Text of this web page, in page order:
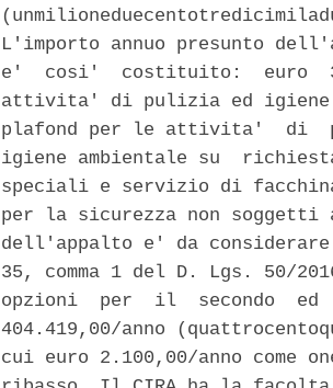
L'importo annuo presunto
e'  cosi'  costituito:  euro
attivita' di pulizia ed igiene
plafond per le attivita'  di
igiene ambientale su
speciali e servizio di
per la sicurezza non
dell'appalto e' da
35, comma 1 del D. Lgs. 50/
opzioni  per  il  secondo
404.419,00/anno
cui euro 2.100,00/anno